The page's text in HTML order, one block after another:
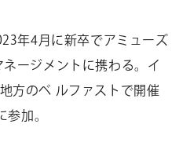
年4月に新卒でアミューズ
ージメントに携わる。イ
方のベ ルファストで開催
参加。